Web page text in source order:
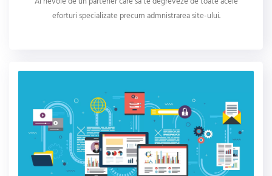
eforturi specializate precum admnistrarea site-ului.